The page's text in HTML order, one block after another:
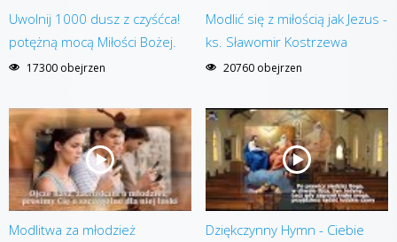
Uwolnij 1000 dusz z czyśćca!
potężną mocą Miłości Bożej.
17300 obejrzen
Modlić się z miłością jak Jezus -
ks. Sławomir Kostrzewa
20760 obejrzen
Modlitwa za młodzież
Dziękczynny Hymn - Ciebie